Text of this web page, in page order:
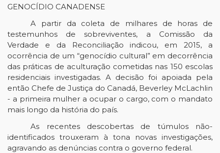
GENOCÍDIO CANADENSE
A partir da coleta de milhares de horas de
testemunhos de sobreviventes, a Comissão da
Verdade e da Reconciliação indicou, em 2015, a
ocorrência de um “genocídio cultural” em decorrência
das práticas de aculturação cometidas nas 150 escolas
residenciais investigadas. A decisão foi apoiada pela
então Chefe de Justiça do Canadá, Beverley McLachlin
- a primeira mulher a ocupar o cargo, com o mandato
mais longo da história do país.
As recentes descobertas de túmulos não-
identificados trouxeram à tona novas investigações,
agravando as denúncias contra o governo federal.